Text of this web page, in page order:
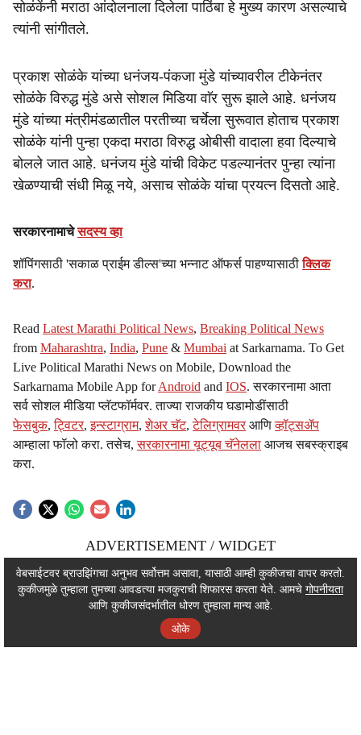
सोळंकेंनी मराठा आंदोलनाला दिलेला पाठिंबा हे मुख्य कारण असल्याचे
त्यांनी सांगीतले.
प्रकाश सोळंके यांच्या धनंजय-पंकजा मुंडे यांच्यावरील टीकेनंतर
सोळंके विरुद्ध मुंडे असे सोशल मिडिया वाॅर सुरू झाले आहे. धनंजय
मुंडे यांच्या मंत्रीमंडळातील परतीच्या चर्चेला सुरूवात होताच प्रकाश
सोळंके यांनी पुन्हा एकदा मराठा विरुद्ध ओबीसी वादाला हवा दिल्याचे
बोलले जात आहे. धनंजय मुंडे यांची विकेट पडल्यानंतर पुन्हा त्यांना
खेळण्याची संधी मिळू नये, असाच सोळंके यांचा प्रयत्न दिसतो आहे.
सरकारनामाचेसदस्य व्हा
शॉपिंगसाठी 'सकाळ प्राईम डील्स'च्या भन्नाट ऑफर्स पाहण्यासाठीक्लिक
करा.
Read Latest Marathi Political News, Breaking Political News
from Maharashtra, India, Pune & Mumbai at Sarkarnama. To Get
Live Political Marathi News on Mobile, Download the
Sarkarnama Mobile App forAndroid and IOS. सरकारनामा आता
सर्व सोशल मीडिया प्लॅटफॉर्मवर. ताज्या राजकीय घडामोडींसाठी
फेसबुक,ट्विटर,इन्स्टाग्राम,शेअर चॅट,टेलिग्रामवर आणिव्हॉट्सॲप
आम्हाला फॉलो करा. तसेच,सरकारनामा यूट्यूब चॅनेलला आजच सबस्क्राइब
करा.
ADVERTISEMENT / WIDGET
ADVERTISEMENT / WIDGET
ADVERTISEMENT / WIDGET
वेबसाईटवर ब्राउझिंगचा अनुभव सर्वोत्तम असावा, यासाठी आम्ही कुकीजचा वापर करतो.
कुकीजमुळे तुम्हाला तुमच्या आवडत्या मजकुराची शिफारस करता येते. आमचे गोपनीयता
आणि कुकीजसंदर्भातील धोरण तुम्हाला मान्य आहे.
ओके